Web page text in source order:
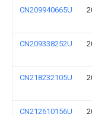
CN209940665U
CN209338252U
CN218232105U
CN212610156U